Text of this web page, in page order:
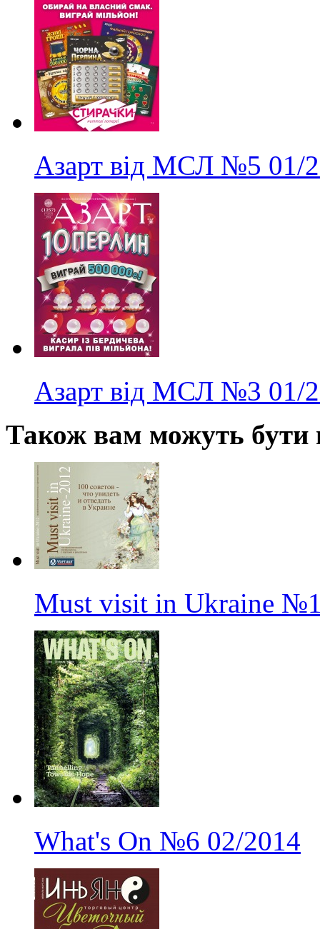
Азарт від МСЛ №5 01/
Азарт від МСЛ №3 01/
Також вам можуть бути
Must visit in Ukraine
What's On №6 02/2014